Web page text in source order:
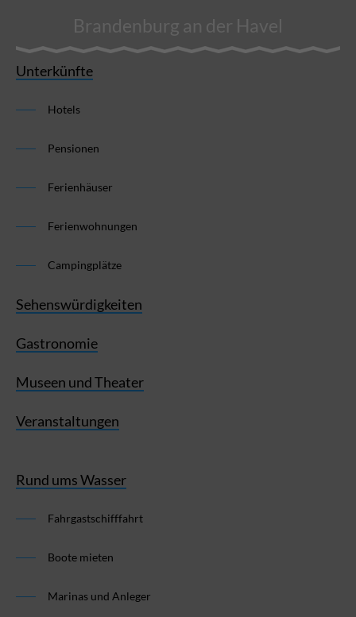
Brandenburg an der Havel
Unterkünfte
Hotels
Pensionen
Ferienhäuser
Ferienwohnungen
Campingplätze
Sehenswürdigkeiten
Gastronomie
Museen und Theater
Veranstaltungen
Rund ums Wasser
Fahrgastschifffahrt
Boote mieten
Marinas und Anleger